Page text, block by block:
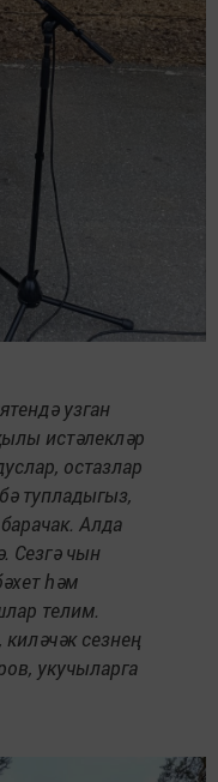
узган
истәлекләр
остазлар
тупладыгыз,
Алда
Сезгә чын
һәм
телим.
сезнең
укучыларга